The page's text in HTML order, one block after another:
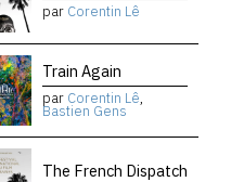
par Corentin Lê
Train Again
par Corentin Lê,
Bastien Gens
The French Dispatch